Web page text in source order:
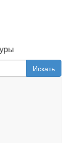
Искать